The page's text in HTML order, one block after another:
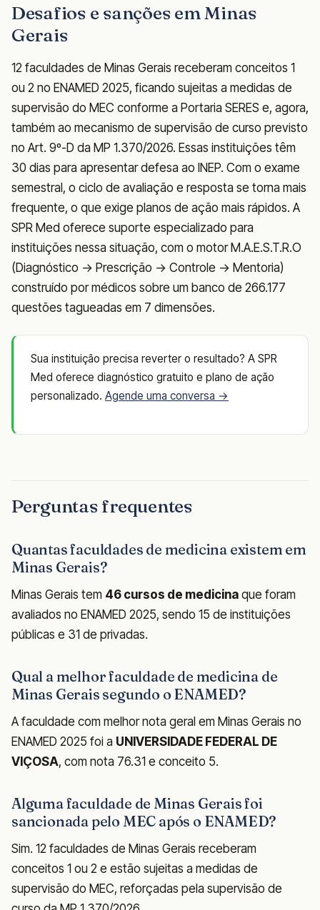
Desafios e sanções em Minas
Gerais
12 faculdades de Minas Gerais receberam conceitos 1
ou 2 no ENAMED 2025, ficando sujeitas a medidas de
supervisão do MEC conforme a Portaria SERES e, agora,
também ao mecanismo de supervisão de curso previsto
no Art. 9º-D da MP 1.370/2026. Essas instituições têm
30 dias para apresentar defesa ao INEP. Com o exame
semestral, o ciclo de avaliação e resposta se torna mais
frequente, o que exige planos de ação mais rápidos. A
SPR Med oferece suporte especializado para
instituições nessa situação, com o motor M.A.E.S.T.R.O
(Diagnóstico → Prescrição → Controle → Mentoria)
construído por médicos sobre um banco de 266.177
questões tagueadas em 7 dimensões.
Sua instituição precisa reverter o resultado? A SPR
Med oferece diagnóstico gratuito e plano de ação
personalizado. Agende uma conversa →
Perguntas frequentes
Quantas faculdades de medicina existem em
Minas Gerais?
Minas Gerais tem 46 cursos de medicina que foram
avaliados no ENAMED 2025, sendo 15 de instituições
públicas e 31 de privadas.
Qual a melhor faculdade de medicina de
Minas Gerais segundo o ENAMED?
A faculdade com melhor nota geral em Minas Gerais no
ENAMED 2025 foi a UNIVERSIDADE FEDERAL DE
VIÇOSA, com nota 76.31 e conceito 5.
Alguma faculdade de Minas Gerais foi
sancionada pelo MEC após o ENAMED?
Sim. 12 faculdades de Minas Gerais receberam
conceitos 1 ou 2 e estão sujeitas a medidas de
supervisão do MEC, reforçadas pela supervisão de